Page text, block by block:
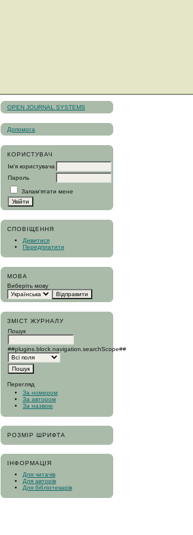
OPEN JOURNAL SYSTEMS
Допомога
КОРИСТУВАЧ
Ім'я користувача
Пароль
Запам'ятати мене
СПОВІЩЕННЯ
Дивитися
Передплатити
МОВА
Виберіть мову
ЗМІСТ ЖУРНАЛУ
Пошук
##plugins.block.navigation.searchScope##
Перегляд
За номером
За автором
За назвою
РОЗМІР ШРИФТА
ІНФОРМАЦІЯ
Для читачів
Для авторів
Для бібліотекарів